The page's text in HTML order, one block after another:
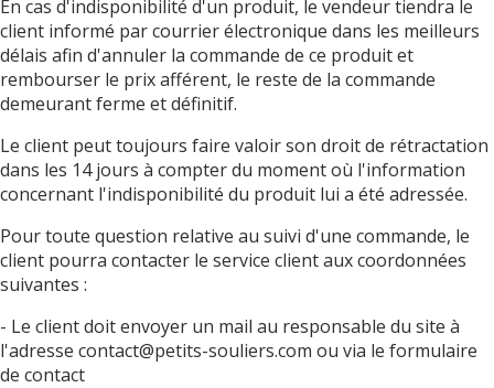
En cas d'indisponibilité d'un produit, le vendeur tiendra le
client informé par courrier électronique dans les meilleurs
délais afin d'annuler la commande de ce produit et
rembourser le prix afférent, le reste de la commande
demeurant ferme et définitif.
Le client peut toujours faire valoir son droit de rétractation
dans les 14 jours à compter du moment où l'information
concernant l'indisponibilité du produit lui a été adressée.
Pour toute question relative au suivi d'une commande, le
client pourra contacter le service client aux coordonnées
suivantes :
- Le client doit envoyer un mail au responsable du site à
l'adresse contact@petits-souliers.com ou via le formulaire
de contact